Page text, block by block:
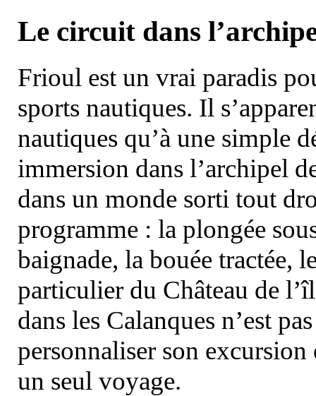
Le circuit dans
Frioul est un vrai paradis
sports nautiques. Il
nautiques qu’à une simple
immersion dans l’archipel
dans un monde sorti tout
programme : la plongée
baignade, la bouée tractée,
particulier du Château de
dans les Calanques n’est
personnaliser son
un seul voyage.